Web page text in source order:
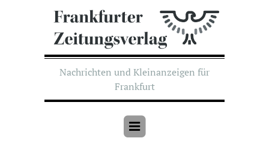
Nachrichten und Kleinanzeigen für
Frankfurt